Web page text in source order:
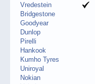
Vredestein
Bridgestone
Goodyear
Dunlop
Pirelli
Hankook
Kumho Tyres
Uniroyal
Nokian